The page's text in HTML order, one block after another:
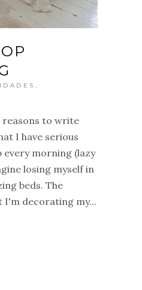
,
reasons to write
I have serious
morning (lazy
losing myself in
beds. The
I'm decorating my...